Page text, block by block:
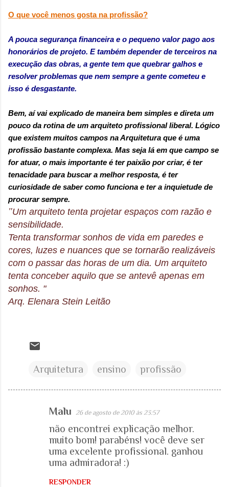
O que você menos gosta na profissão?
A pouca segurança financeira e o pequeno valor pago aos
honorários de projeto. E também depender de terceiros na
execução das obras, a gente tem que quebrar galhos e
resolver problemas que nem sempre a gente cometeu e
isso é desgastante.
Bem, aí vai explicado de maneira bem simples e direta um
pouco da rotina de um arquiteto profissional liberal. Lógico
que existem muitos campos na Arquitetura que é uma
profissão bastante complexa. Mas seja lá em que campo se
for atuar, o mais importante é ter paixão por criar, é ter
tenacidade para buscar a melhor resposta, é ter
curiosidade de saber como funciona e ter a inquietude de
procurar sempre.
"Um arquiteto tenta projetar espaços com razão e
sensibilidade.
Tenta transformar sonhos de vida em paredes e
cores, luzes e nuances que se tornarão realizáveis
com o passar das horas de um dia. Um arquiteto
tenta conceber aquilo que se antevê apenas em
sonhos. "
Arq. Elenara Stein Leitão
Arquitetura ensino profissão
Malu 26 de agosto de 2010 às 23:57
não encontrei explicação melhor.
muito bom! parabéns! você deve ser
uma excelente profissional. ganhou
uma admiradora! :)
RESPONDER